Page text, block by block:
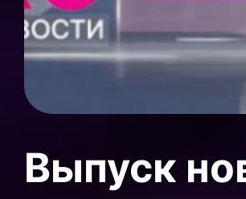
Выпуск